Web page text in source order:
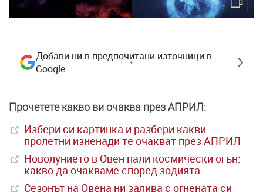
Добави ни в предпочитани източници в
Google
Прочетете какво ви очаква през АПРИЛ:
Избери си картинка и разбери какви
пролетни изненади те очакват през АПРИЛ
Новолунието в Овен пали космически огън:
какво да очакваме според зодията
Сезонът на Овена ни залива с огнената си